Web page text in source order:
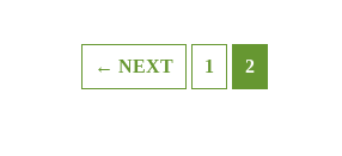
← NEXT 1 2